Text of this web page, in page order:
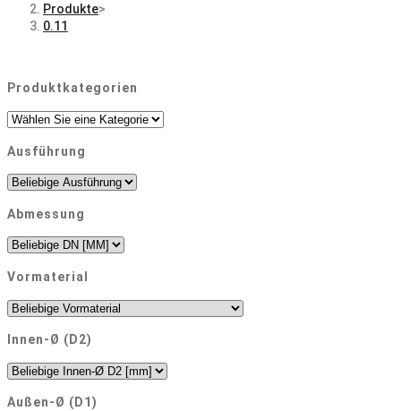
Produkte>
0.11
Produktkategorien
Ausführung
Abmessung
Vormaterial
Innen-Ø (D2)
Außen-Ø (D1)